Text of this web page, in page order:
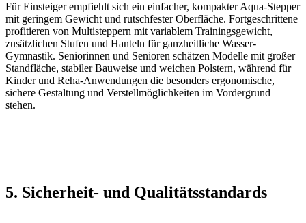
Für Einsteiger empfiehlt sich ein einfacher, kompakter Aqua-Stepper
mit geringem Gewicht und rutschfester Oberfläche. Fortgeschrittene
profitieren von Multisteppern mit variablem Trainingsgewicht,
zusätzlichen Stufen und Hanteln für ganzheitliche Wasser-
Gymnastik. Seniorinnen und Senioren schätzen Modelle mit großer
Standfläche, stabiler Bauweise und weichen Polstern, während für
Kinder und Reha-Anwendungen die besonders ergonomische,
sichere Gestaltung und Verstellmöglichkeiten im Vordergrund
stehen.
5. Sicherheit- und Qualitätsstandards